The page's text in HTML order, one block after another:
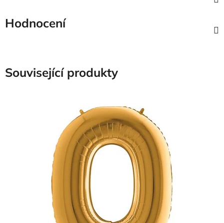
Hodnocení
Související produkty